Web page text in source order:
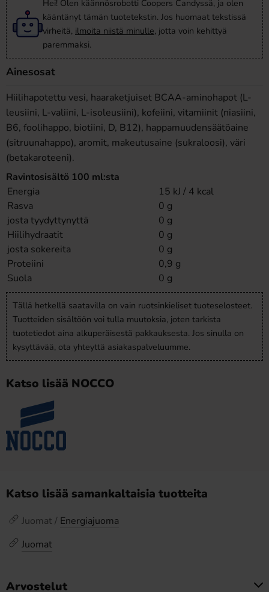
Hei! Olen käännösrobotti Coopers Candyssä, ja olen
kääntänyt tämän tuotetekstin. Jos huomaat tekstissä
virheitä, ilmoita niistä minulle, jotta voin kehittyä
paremmaksi.
Ainesosat
Hiilihapotettu vesi, haaraketjuiset BCAA-aminohapot (L-
leusiini, L-valiini, L-isoleusiini), kofeiini, vitamiinit (niasiini,
B6, foolihappo, biotiini, D, B12), happamuudensäätöaine
(sitruunahappo), aromit, makeutusaine (sukraloosi), väri
(betakaroteeni).
Ravintosisältö 100 ml:sta
Energia
15 kJ / 4 kcal
Rasva
0 g
josta tyydyttynyttä
0 g
Hiilihydraatit
0 g
josta sokereita
0 g
Proteiini
0,9 g
Suola
0 g
Tällä hetkellä saatavilla on vain ruotsinkieliset tuoteselosteet.
Tuotteiden sisältöön voi tulla muutoksia, joten tarkista
tuotetiedot aina alkuperäisestä pakkauksesta. Jos sinulla on
kysyttävää, ota yhteyttä asiakaspalveluumme.
Katso lisää NOCCO
Katso lisää samankaltaisia tuotteita
Juomat / Energiajuoma
Juomat
Arvostelut